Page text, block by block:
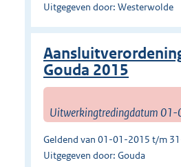
Uitgegeven door: Westerwolde
Gouda 2015
Uitwerkingtredingdatum
Geldend van 01-01-2015 t/m
Uitgegeven door: Gouda